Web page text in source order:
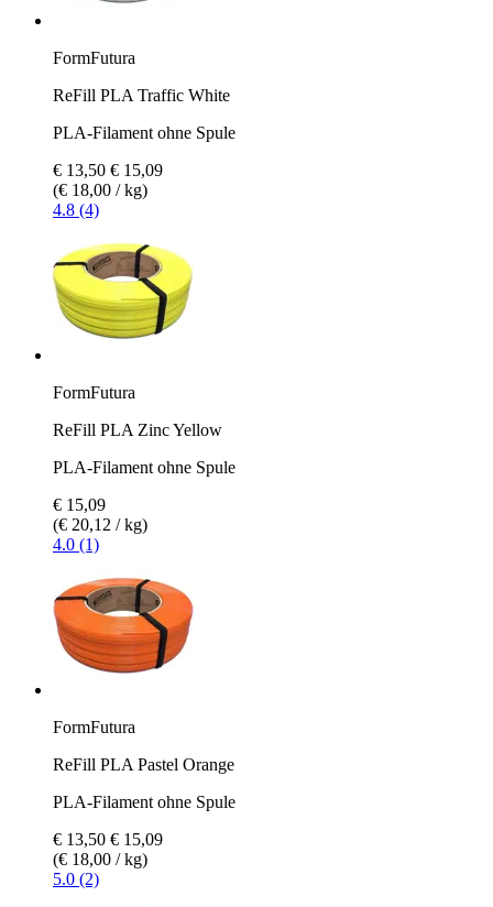
FormFutura
ReFill PLA Traffic White
PLA-Filament ohne Spule
€ 13,50 € 15,09
(€ 18,00 / kg)
4.8 (4)
FormFutura
ReFill PLA Zinc Yellow
PLA-Filament ohne Spule
€ 15,09
(€ 20,12 / kg)
4.0 (1)
FormFutura
ReFill PLA Pastel Orange
PLA-Filament ohne Spule
€ 13,50 € 15,09
(€ 18,00 / kg)
5.0 (2)